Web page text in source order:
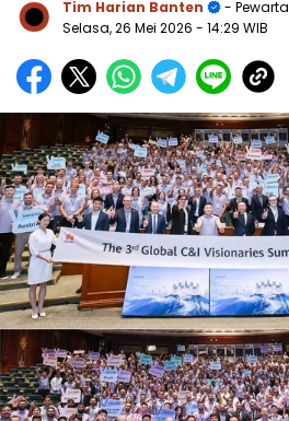
Tim Harian Banten
- Pewarta
Selasa, 26 Mei 2026 - 14:29 WIB